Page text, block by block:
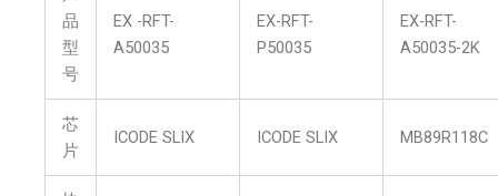
品
型
号
EX -RFT-
A50035
EX-RFT-
P50035
EX-RFT-
A50035-2K
芯
片
ICODE SLIX ICODE SLIX MB89R118C